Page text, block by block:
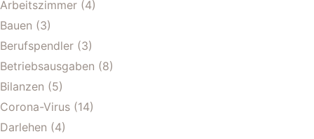
Arbeitszimmer (4)
Bauen (3)
Berufspendler (3)
Betriebsausgaben (8)
Bilanzen (5)
Corona-Virus (14)
Darlehen (4)